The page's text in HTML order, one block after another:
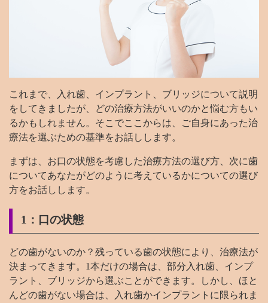
これまで、入れ歯、インプラント、ブリッジについて説明
をしてきましたが、どの治療方法がいいのかと悩む方もい
るかもしれません。そこでここからは、ご自身にあった治
療法を選ぶための基準をお話しします。
まずは、お口の状態を考慮した治療方法の選び方、次に歯
についてあなたがどのように考えているかについての選び
方をお話しします。
1：口の状態
どの歯がないのか？残っている歯の状態により、治療法が
決まってきます。1本だけの場合は、部分入れ歯、インプ
ラント、ブリッジから選ぶことができます。しかし、ほと
んどの歯がない場合は、入れ歯かインプラントに限られま